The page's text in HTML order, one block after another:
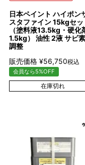
日本ペイント ハイポン
スタファイン 15kgセッ
（塗料液13.5kg・硬化
1.5kg） 油性 2液 サビ
調整
販売価格 ¥56,750税込
会員なら5%OFF
在庫切れ